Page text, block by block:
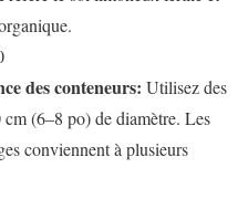
des conteneurs: Utilisez des
(6–8 po) de diamètre. Les
conviennent à plusieurs